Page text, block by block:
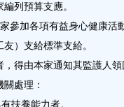
列預算支應。
參加各項有益身心健康活
）支給標準支給。
，得由本家通知其監護人
處理：
扶養能力者。